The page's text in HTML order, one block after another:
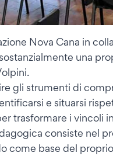
Nova Cana in
una
gli strumenti di
e situarsi
trasformare i vincoli
consiste nel
come base del